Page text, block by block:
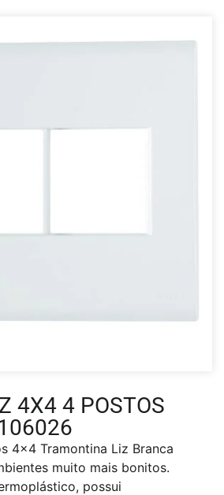
4X4 4 POSTOS
4×4 Tramontina Liz Branca
muito mais bonitos.
possui